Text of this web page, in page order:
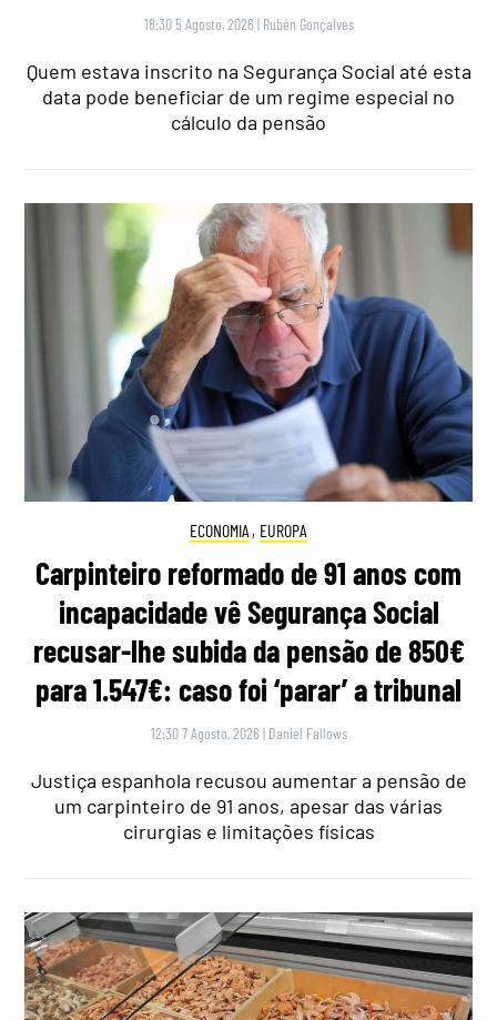
18:30 5 Agosto, 2026 | Rubén Gonçalves
Quem estava inscrito na Segurança Social até esta
data pode beneficiar de um regime especial no
cálculo da pensão
ECONOMIA , EUROPA
Carpinteiro reformado de 91 anos com
incapacidade vê Segurança Social
recusar-lhe subida da pensão de 850€
para 1.547€: caso foi ‘parar’ a tribunal
12:30 7 Agosto, 2026 | Daniel Fallows
Justiça espanhola recusou aumentar a pensão de
um carpinteiro de 91 anos, apesar das várias
cirurgias e limitações físicas